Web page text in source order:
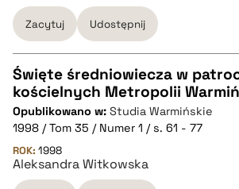
BIBTEX
pobierz cytat
Zacytuj Udostępnij
CZYSTY TEKST
pobierz cytat
Święte średniowiecza w
kościelnych Metropolii
Opublikowano w: Studia Warmińskie
1998 / Tom 35 / Numer 1 / s. 61 - 77
ROK: 1998
Aleksandra Witkowska